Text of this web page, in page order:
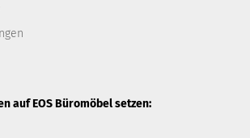
auf EOS Büromöbel setzen: